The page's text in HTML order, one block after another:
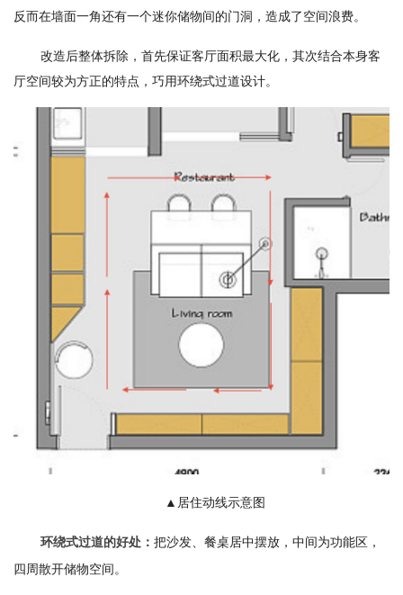
反而在墙面一角还有一个迷你储物间的门洞，造成了空间浪费。
改造后整体拆除，首先保证客厅面积最大化，其次结合本身客
厅空间较为方正的特点，巧用环绕式过道设计。
▲居住动线示意图
环绕式过道的好处： 把沙发、餐桌居中摆放，中间为功能区，
四周散开储物空间。